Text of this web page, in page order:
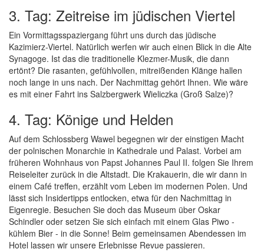
3. Tag: Zeitreise im jüdischen Viertel
Ein Vormittagsspaziergang führt uns durch das jüdische
Kazimierz-Viertel. Natürlich werfen wir auch einen Blick in die Alte
Synagoge. Ist das die traditionelle Klezmer-Musik, die dann
ertönt? Die rasanten, gefühlvollen, mitreißenden Klänge hallen
noch lange in uns nach. Der Nachmittag gehört Ihnen. Wie wäre
es mit einer Fahrt ins Salzbergwerk Wieliczka (Groß Salze)?
4. Tag: Könige und Helden
Auf dem Schlossberg Wawel begegnen wir der einstigen Macht
der polnischen Monarchie in Kathedrale und Palast. Vorbei am
früheren Wohnhaus von Papst Johannes Paul II. folgen Sie Ihrem
Reiseleiter zurück in die Altstadt. Die Krakauerin, die wir dann in
einem Café treffen, erzählt vom Leben im modernen Polen. Und
lässt sich Insidertipps entlocken, etwa für den Nachmittag in
Eigenregie. Besuchen Sie doch das Museum über Oskar
Schindler oder setzen Sie sich einfach mit einem Glas Piwo -
kühlem Bier - in die Sonne! Beim gemeinsamen Abendessen im
Hotel lassen wir unsere Erlebnisse Revue passieren.